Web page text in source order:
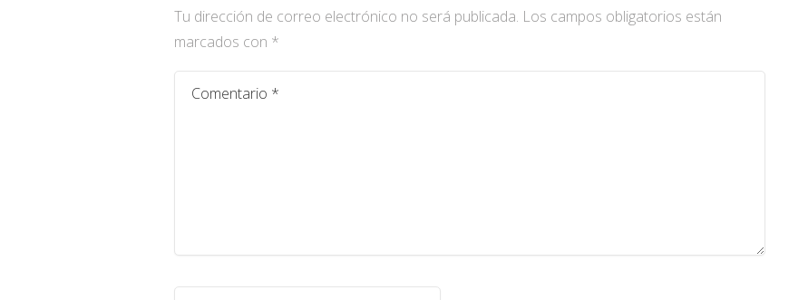
Tu dirección de correo electrónico no será publicada. Los campos obligatorios están
marcados con *